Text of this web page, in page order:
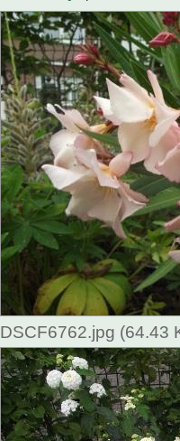
DSCF6762.jpg (64.43